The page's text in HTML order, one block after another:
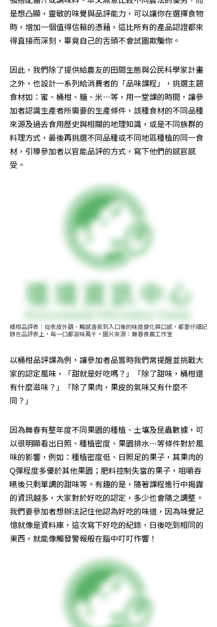
是想凸顯，靈敏的味覺與品評能力，可以讓你在選擇食物
時，增加一個值得信賴的憑藉，這比所有的產品認證都來
得直接而深刻，畢竟自己的舌頭不會試圖欺騙你。
因此，我們除了提供給農友的田間生態與公民科學家計畫
之外，也設計一系列給消費者的「品味課程」，挑選主題
食材如：蜜、桶柑、糖、米…等，用一堂課的時間，讓參
加者認識生產者所需要的生產條件，該種食材的不同品種
來源及過去食用歷史與相關的地理知識，或是不同族群的
料理方式，最後再挑選不同品種或不同地區種植的同一食
材，引導參加者以官能品評的方式，寫下他們的感官感
受。
桶柑品評表：從表皮外觀、觸感香氣到入口後的味道變化與口感，都要仔細記
錄在品評表上，每一口都滋味萬千。圖片來源：舞春食農工作室
以桶柑品評課為例，讓參加者品嘗時我們常提醒並挑戰大
家的認定風味，「甜就是好吃嗎？」「除了甜味，桶柑還
有什麼滋味？」「除了果肉，果皮的氣味又有什麼不
同？」
因為舞春有整年度不同果園的種植、土壤及昆蟲數據，可
以很明顯看出日照、種植密度、果園排水…等條件對於風
味的影響，例如：種植密度低、日照足的果子，其果肉的
Q彈程度多優於其他果園；肥料控制失當的果子，咀嚼吞
嚥後只剩單調的甜味等。有趣的是，隨著課程進行中揭露
的資訊越多，大家對於好吃的認定，多少也會隨之調整。
我們要參加者想辦法記住他認為好吃的味道，因為味覺記
憶就像是資料庫，這次寫下好吃的紀錄，日後吃到相同的
東西，就能像觸發警報般在腦中叮叮作響！